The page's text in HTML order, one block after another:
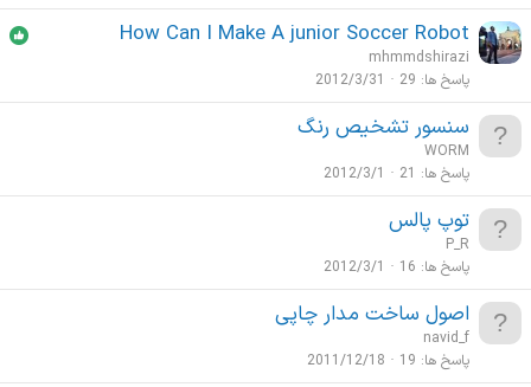
How Can I Make A junior Soccer Robot
mhmmdshirazi
پاسخ ها 29
2012/3/31
سنسور تشخیص رنگ
WORM
پاسخ ها
21
2012/3/1
توپ پالس
P_R
پاسخ ها 16
2012/3/1
اصول ساخت مدار چاپی
navid_f
پاسخ ها 19
2011/12/18